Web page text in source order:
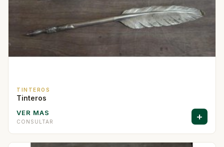
TINTEROS
Tinteros
VER MAS
CONSULTAR +